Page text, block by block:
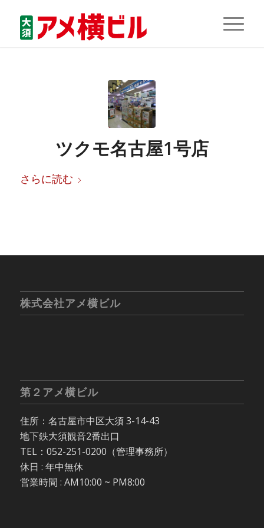
ツクモ名古屋1号店
さらに読む
株式会社アメ横ビル
第２アメ横ビル
住所：名古屋市中区大須 3-14-43
地下鉄大須観音2番出口
TEL：052-251-0200（管理事務所）
休日 : 年中無休
営業時間 : AM10:00 ~ PM8:00